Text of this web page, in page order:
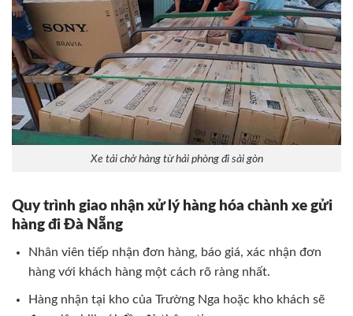
Xe tải chở hàng từ hải phòng đi sài gòn
Quy trình giao nhận xử lý hàng hóa chành xe gửi
hàng đi Đà Nẵng
Nhân viên tiếp nhận đơn hàng, báo giá, xác nhận đơn
hàng với khách hàng một cách rõ ràng nhất.
Hàng nhận tại kho của Trường Nga hoặc kho khách sẽ